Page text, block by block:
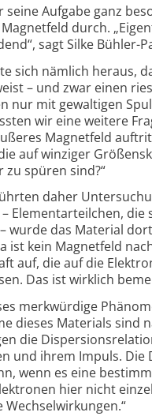
Aufgabe ganz
durch.
sagt Silke Bühler-
sich nämlich heraus,
– und zwar einen
nur mit gewaltigen
wir eine weitere
Magnetfeld
auf winziger
spüren sind?“
daher
Elementar­teilchen,
wurde das Material
ist kein Magnetfeld
auf, die auf die
Das ist wirklich
merkwürdige
dieses Materials
die
und ihrem Impuls.
wenn es eine
hier nicht